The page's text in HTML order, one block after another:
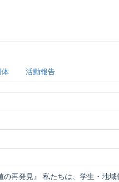
体 活動報告
の再発見』 私たちは、学生・地